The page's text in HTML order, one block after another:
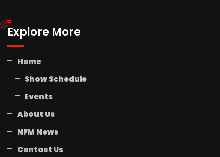
Explore More
Home
Show Schedule
Events
About Us
NFM News
Contact Us